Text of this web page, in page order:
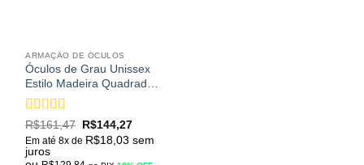
ARMAÇÃO DE ÓCULOS
Óculos de Grau Unissex
Estilo Madeira Quadrado
Retrô Vintage
Avaliação 5
de 5
R$161,47 R$144,27
Em até 8x de R$18,03 sem
juros